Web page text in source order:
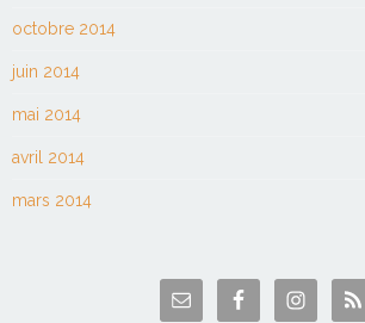
octobre 2014
juin 2014
mai 2014
avril 2014
mars 2014